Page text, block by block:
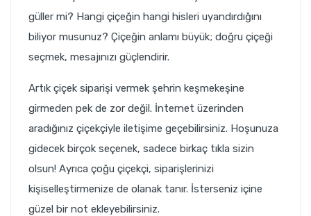
güller mi? Hangi çiçeğin hangi hisleri uyandırdığını
biliyor musunuz? Çiçeğin anlamı büyük; doğru çiçeği
seçmek, mesajınızı güçlendirir.
Artık çiçek siparişi vermek şehrin keşmekeşine
girmeden pek de zor değil. İnternet üzerinden
aradığınız çiçekçiyle iletişime geçebilirsiniz. Hoşunuza
gidecek birçok seçenek, sadece birkaç tıkla sizin
olsun! Ayrıca çoğu çiçekçi, siparişlerinizi
kişiselleştirmenize de olanak tanır. İsterseniz içine
güzel bir not ekleyebilirsiniz.